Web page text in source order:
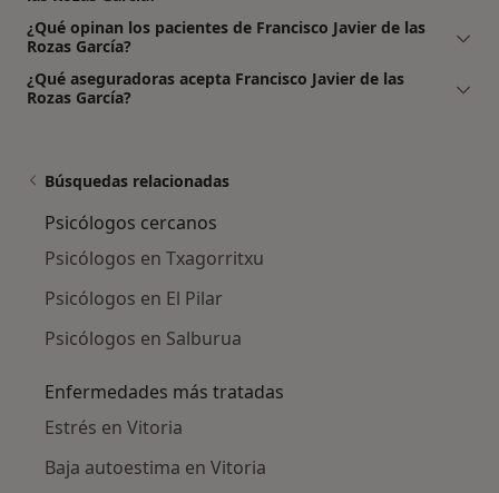
¿Qué opinan los pacientes de Francisco Javier de las
Rozas García?
¿Qué aseguradoras acepta Francisco Javier de las
Rozas García?
Búsquedas relacionadas
Psicólogos cercanos
Psicólogos en Txagorritxu
Psicólogos en El Pilar
Psicólogos en Salburua
Enfermedades más tratadas
Estrés en Vitoria
Baja autoestima en Vitoria